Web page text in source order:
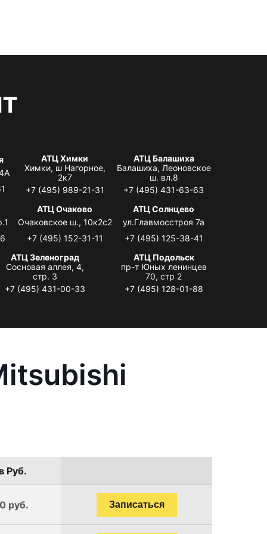
АТЦ Химки
Химки, ш Нагорное,
2к7
+7 (495) 989-21-31
АТЦ Балашиха
Балашиха, Леоновское
ш. вл.8
+7 (495) 431-63-63
АТЦ Очаково
Очаковское ш., 10к2с2
+7 (495) 152-31-11
АТЦ Солнцево
ул.Главмосстроя 7а
+7 (495) 125-38-41
АТЦ Зеленоград
Сосновая аллея, 4,
стр. 3
+7 (495) 431-00-33
АТЦ Подольск
пр-т Юных ленинцев
70, стр 2
+7 (495) 128-01-88
Руб.
руб. Записаться